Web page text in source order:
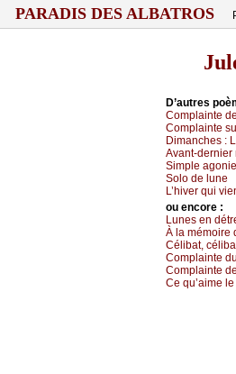
PARADIS DES ALBATROS
D’autrеs
Соmplаintе
Соmplаintе
Dimаnсhеs :
Αvаnt-dеrniеr
Simplе аgоniе
Sоlо dе lunе
L’hivеr qui
оu еncоrе :
Lunеs еn
À lа mémоirе
Сélibаt,
Соmplаintе
Соmplаintе
Се qu’аimе